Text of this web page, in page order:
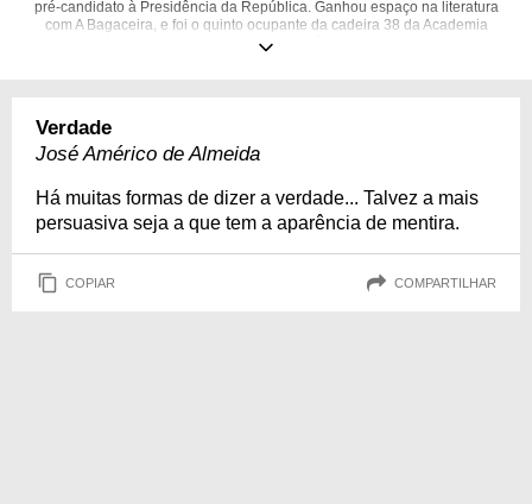
pré-candidato à Presidência da República. Ganhou espaço na literatura
com A Bagaceira, e foi o quinto ocupante da cadeira 38 da Academia
Brasileira de Letras. Conheça o autor através de suas principais frases.
Verdade
José Américo de Almeida
Há muitas formas de dizer a verdade... Talvez a mais
persuasiva seja a que tem a aparência de mentira.
COPIAR COMPARTILHAR